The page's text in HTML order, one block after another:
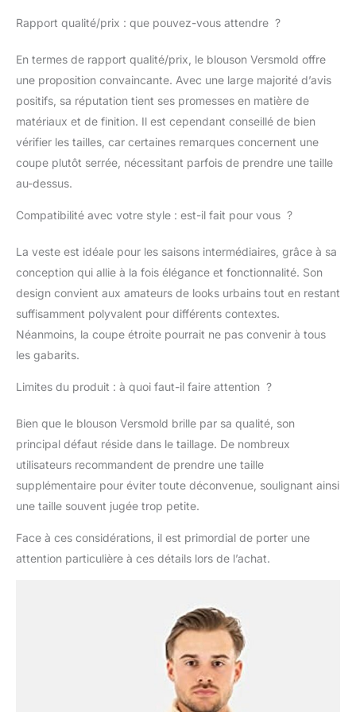
Rapport qualité/prix : que pouvez-vous attendre ?
En termes de rapport qualité/prix, le blouson Versmold offre
une proposition convaincante. Avec une large majorité d’avis
positifs, sa réputation tient ses promesses en matière de
matériaux et de finition. Il est cependant conseillé de bien
vérifier les tailles, car certaines remarques concernent une
coupe plutôt serrée, nécessitant parfois de prendre une taille
au-dessus.
Compatibilité avec votre style : est-il fait pour vous ?
La veste est idéale pour les saisons intermédiaires, grâce à sa
conception qui allie à la fois élégance et fonctionnalité. Son
design convient aux amateurs de looks urbains tout en restant
suffisamment polyvalent pour différents contextes.
Néanmoins, la coupe étroite pourrait ne pas convenir à tous
les gabarits.
Limites du produit : à quoi faut-il faire attention ?
Bien que le blouson Versmold brille par sa qualité, son
principal défaut réside dans le taillage. De nombreux
utilisateurs recommandent de prendre une taille
supplémentaire pour éviter toute déconvenue, soulignant ainsi
une taille souvent jugée trop petite.
Face à ces considérations, il est primordial de porter une
attention particulière à ces détails lors de l’achat.